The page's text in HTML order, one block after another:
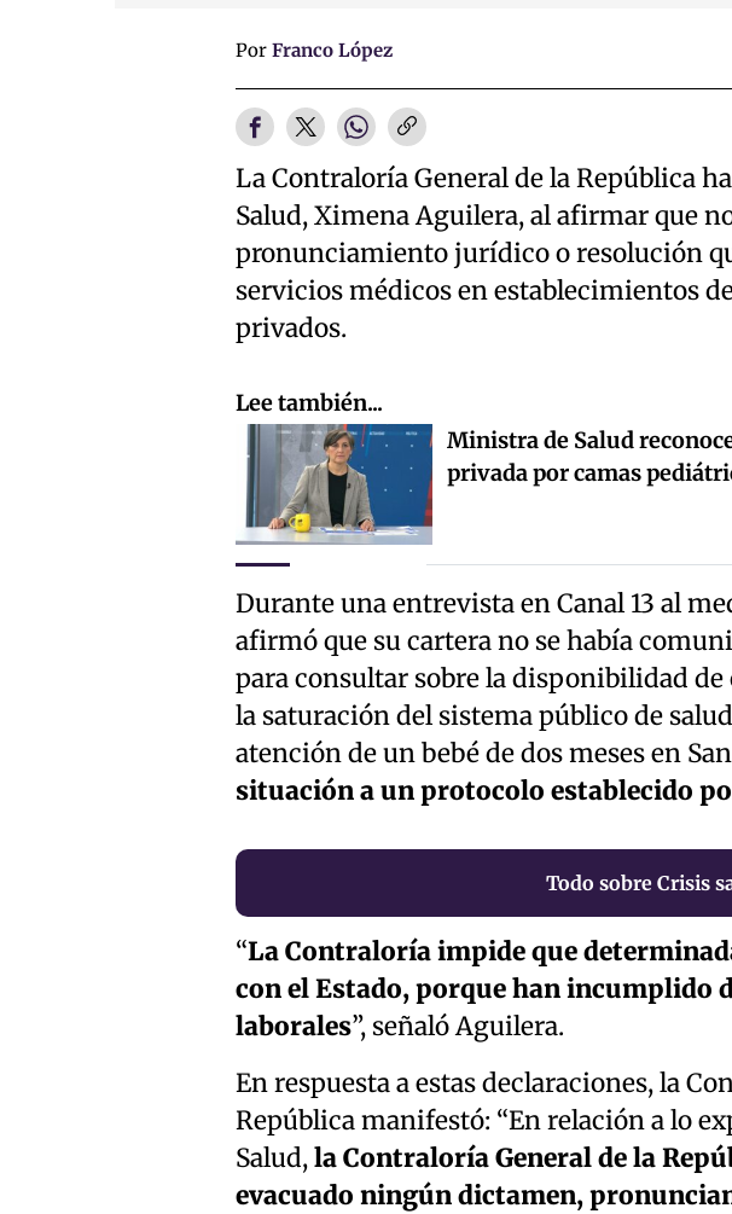
Por Franco López
La Contraloría General de la República
Salud, Ximena Aguilera, al afirmar que
pronunciamiento jurídico o resolución
servicios médicos en establecimientos
privados.
Lee también...
Ministra de Salud
privada por camas
Durante una entrevista en Canal 13 al
afirmó que su cartera no se había
para consultar sobre la disponibilidad
la saturación del sistema público de
atención de un bebé de dos meses en
situación a un protocolo establecido
Todo sobre Crisis
“La Contraloría impide que
con el Estado, porque han incumplido
laborales”, señaló Aguilera.
En respuesta a estas declaraciones, la
República manifestó: “En relación a lo
Salud,la Contraloría General de la
evacuado ningún dictamen,